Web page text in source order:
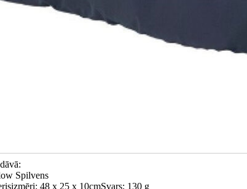
Spilvens
48 x 25 x 10cmSvars: 130 g